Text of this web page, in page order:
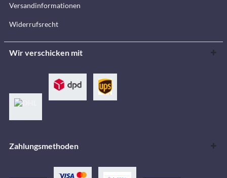
Versandinformationen
Widerrufsrecht
Wir verschicken mit
Zahlungsmethoden